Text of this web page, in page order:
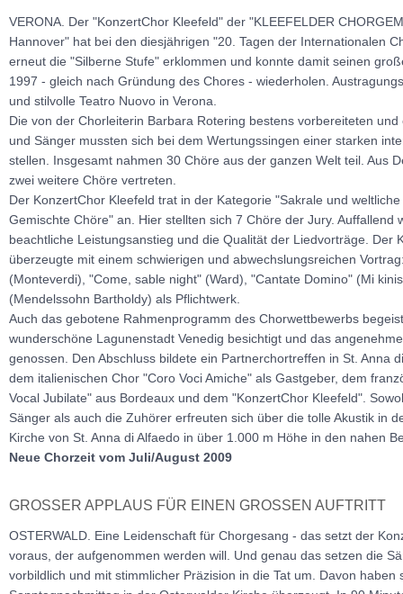
VERONA. Der "KonzertChor Kleefeld" der "KLEEFELDER
Hannover" hat bei den diesjährigen "20. Tagen der Internationalen
erneut die "Silberne Stufe" erklommen und konnte damit seinen
1997 - gleich nach Gründung des Chores - wiederholen.
und stilvolle Teatro Nuovo in Verona.
Die von der Chorleiterin Barbara Rotering bestens vorbereiteten
und Sänger mussten sich bei dem Wertungssingen einer starken
stellen. Insgesamt nahmen 30 Chöre aus der ganzen Welt teil. Aus
zwei weitere Chöre vertreten.
Der KonzertChor Kleefeld trat in der Kategorie "Sakrale und
Gemischte Chöre" an. Hier stellten sich 7 Chöre der Jury. Auffallend
beachtliche Leistungsanstieg und die Qualität der Liedvorträge. Der
überzeugte mit einem schwierigen und abwechslungsreichen
(Monteverdi), "Come, sable night" (Ward), "Cantate Domino" (Mi
(Mendelssohn Bartholdy) als Pflichtwerk.
Auch das gebotene Rahmenprogramm des Chorwettbewerbs
wunderschöne Lagunenstadt Venedig besichtigt und das
genossen. Den Abschluss bildete ein Partnerchortreffen in St. Anna
dem italienischen Chor "Coro Voci Amiche" als Gastgeber, dem
Vocal Jubilate" aus Bordeaux und dem "KonzertChor Kleefeld".
Sänger als auch die Zuhörer erfreuten sich über die tolle Akustik in
Kirche von St. Anna di Alfaedo in über 1.000 m Höhe in den nahen
Neue Chorzeit vom Juli/August 2009
GROSSER APPLAUS FÜR EINEN GROSSEN AUFTRITT
OSTERWALD. Eine Leidenschaft für Chorgesang - das setzt der
voraus, der aufgenommen werden will. Und genau das setzen die
vorbildlich und mit stimmlicher Präzision in die Tat um. Davon haben